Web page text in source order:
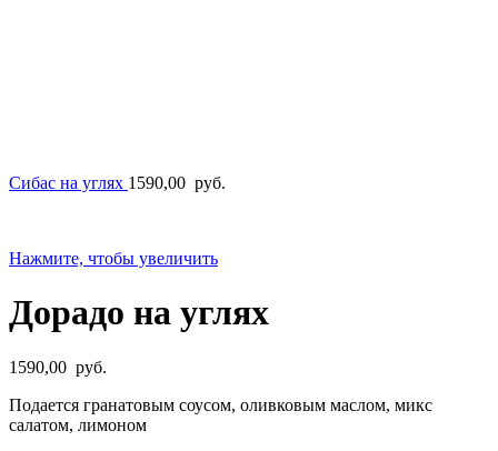
Сибас на углях 1590,00 руб.
Нажмите, чтобы увеличить
Дорадо на углях
1590,00 руб.
Подается гранатовым соусом, оливковым маслом, микс
салатом, лимоном